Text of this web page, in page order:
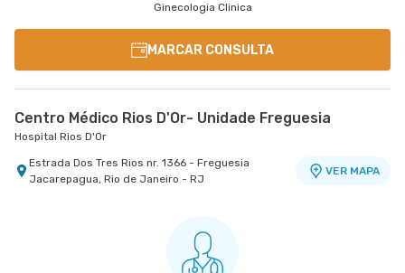
Ginecologia Clinica
MARCAR CONSULTA
Centro Médico Rios D'Or- Unidade Freguesia
Hospital Rios D'Or
Estrada Dos Tres Rios nr. 1366 - Freguesia
Jacarepagua, Rio de Janeiro - RJ
VER MAPA